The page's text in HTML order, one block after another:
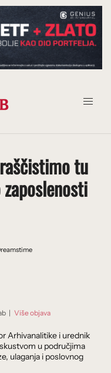
tu
| Više objava
Arhivanalitike i urednik
u područjima
ulaganja i poslovnog